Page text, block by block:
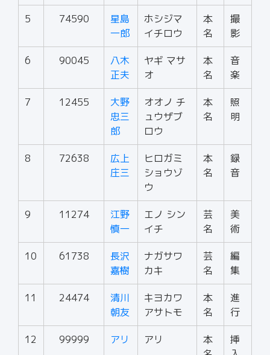
5 74590
星島
一郎
ホシジマ
イチロウ
本
名
撮
影
6 90045
八木
正夫
ヤギ マサ
オ
本
名
音
楽
7 12455
大野
忠三
郎
オオノ チ
ュウザブ
ロウ
本
名
照
明
8 72638
広上
庄三
ヒロガミ
ショウゾ
ウ
本
名
録
音
9 11274
江野
慎一
エノ シン
イチ
芸
名
美
術
10 61738
長沢
嘉樹
ナガサワ
カキ
芸
名
編
集
11 24474
清川
朝友
キヨカワ
アサトモ
本
名
進
行
12 99999 アリ アリ
本
挿